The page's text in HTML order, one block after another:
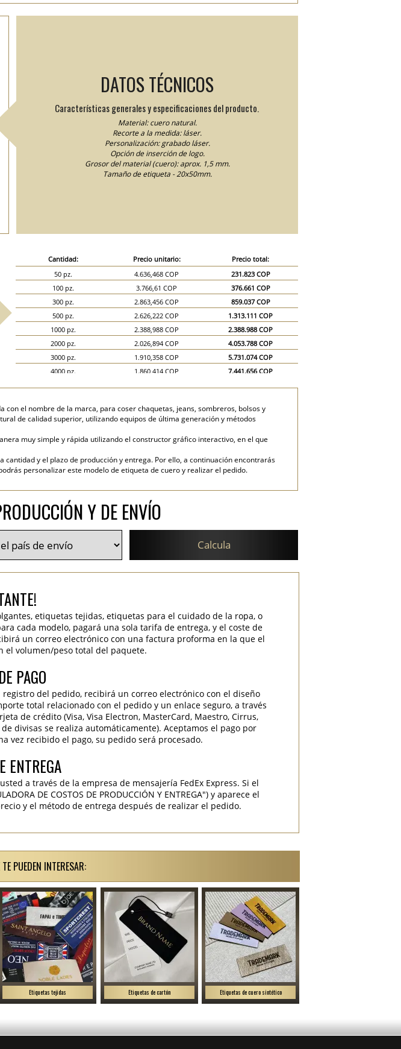
DATOS TÉCNICOS
Características generales y especificaciones del producto.
Material: cuero natural.
Recorte a la medida: láser.
Personalización: grabado láser.
Opción de inserción de logo.
Grosor del material (cuero): aprox. 1,5 mm.
Tamaño de etiqueta - 20x50mm.
Cantidad: Precio unitario:
Precio total:
50 pz.
4.636,468 COP
231.823 COP
100 pz.
3.766,61 COP
376.661 COP
300 pz.
2.863,456 COP
859.037 COP
500 pz.
2.626,222 COP
1.313.111 COP
1000 pz.
2.388,988 COP
2.388.988 COP
2000 pz.
2.026,894 COP
4.053.788 COP
3000 pz.
1.910,358 COP
5.731.074 COP
4000 pz.
1.860,414 COP
7.441.656 COP
el nombre de la marca, para coser chaquetas, jeans, sombreros, bolsos y
de calidad superior, utilizando equipos de última generación y métodos
muy simple y rápida utilizando el constructor gráfico interactivo, en el que
y el plazo de producción y entrega. Por ello, a continuación encontrarás
personalizar este modelo de etiqueta de cuero y realizar el pedido.
Y DE ENVÍO
Calcula
etiquetas tejidas, etiquetas para el cuidado de la ropa, o
cada modelo, pagará una sola tarifa de entrega, y el coste de
un correo electrónico con una factura proforma en la que el
el volumen/peso total del paquete.
PAGO
del pedido, recibirá un correo electrónico con el diseño
total relacionado con el pedido y un enlace seguro, a través
de crédito (Visa, Visa Electron, MasterCard, Maestro, Cirrus,
divisas se realiza automáticamente). Aceptamos el pago por
vez recibido el pago, su pedido será procesado.
ENTREGA
a través de la empresa de mensajería FedEx Express. Si el
DE COSTOS DE PRODUCCIÓN Y ENTREGA") y aparece el
y el método de entrega después de realizar el pedido.
PUEDEN INTERESAR:
Etiquetas tejidas Etiquetas de cartón Etiquetas de cuero sintético